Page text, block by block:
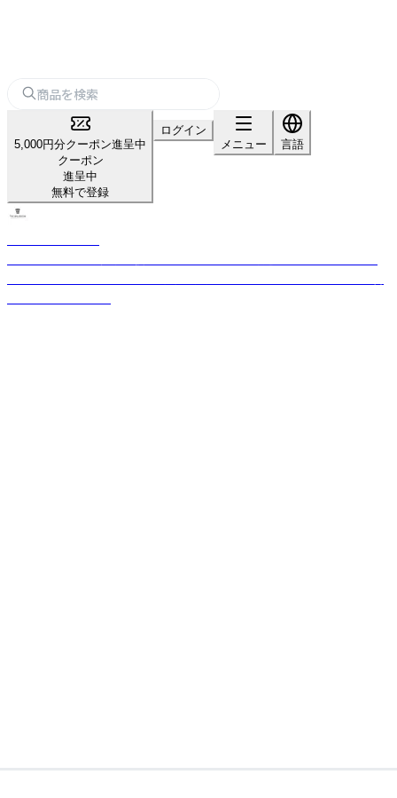
5,000円分クーポン進呈中
クーポン
進呈中
無料で登録
ログイン
メニュー
言語